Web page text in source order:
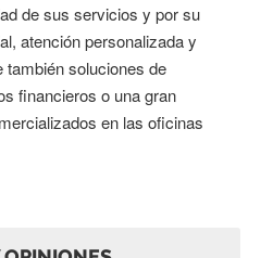
de sus servicios y por su
atención personalizada y
también soluciones de
financieros o una gran
en las oficinas